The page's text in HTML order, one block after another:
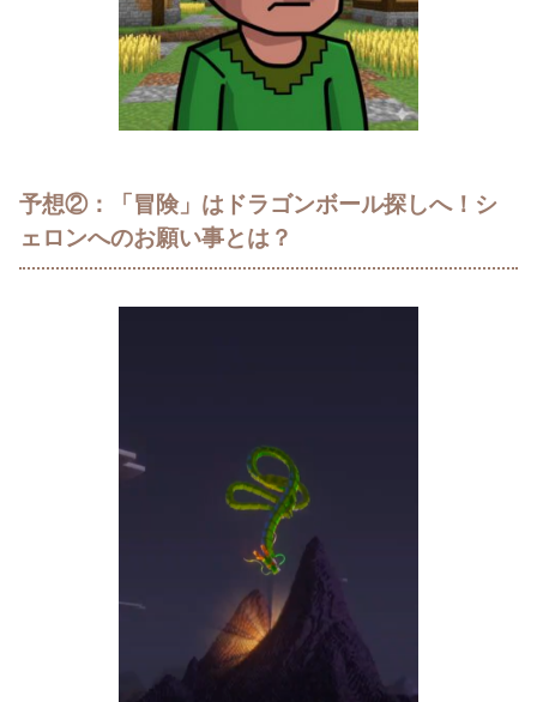
予想②：「冒険」はドラゴンボール探しへ！シ
ェロンへのお願い事とは？